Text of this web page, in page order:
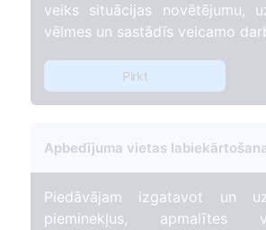
veiks situācijas novētējumu,
vēlmes un sastādīs veicamo
Pirkt
Apbedījuma vietas
Piedāvājam izgatavot un
pieminekļus, apmalītes